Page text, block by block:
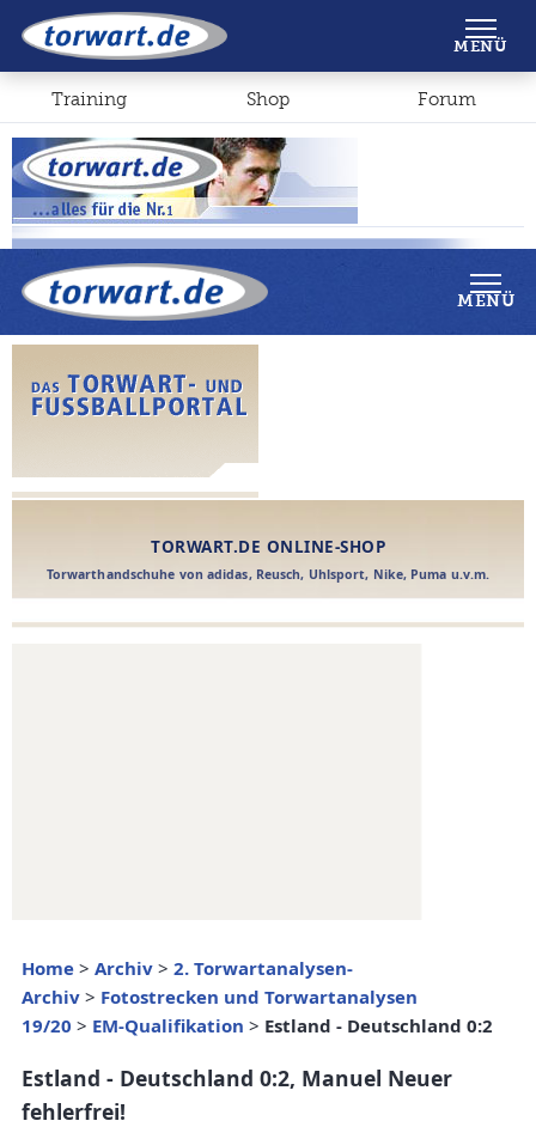
Shop Forum
MENÜ
Home > Archiv > 2. Torwartanalysen-
Archiv > Fotostrecken und Torwartanalysen
19/20 > EM-Qualifikation > Estland - Deutschland 0:2
Estland - Deutschland 0:2, Manuel Neuer
fehlerfrei!